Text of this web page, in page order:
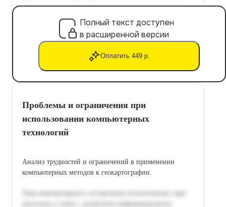
Полный текст доступен
в расширенной версии
Оплатить 449 р.
Проблемы и ограничения при
использовании компьютерных
технологий
Анализ трудностей и ограничений в применении
компьютерных методов к геокартографии.